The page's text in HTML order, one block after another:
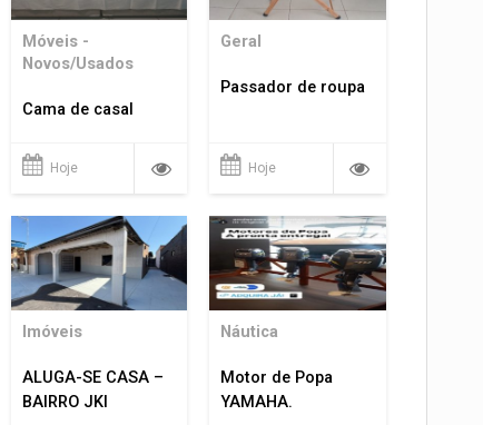
Móveis -
Novos/Usados
Cama de casal
Hoje
Geral
Passador de roupa
Hoje
Imóveis
ALUGA-SE CASA –
BAIRRO JKI
Náutica
Motor de Popa
YAMAHA.